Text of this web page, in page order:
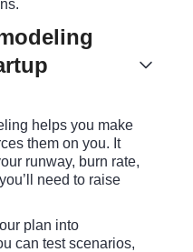
helps you make
them on you. It
runway, burn rate,
need to raise
plan into
can test scenarios,